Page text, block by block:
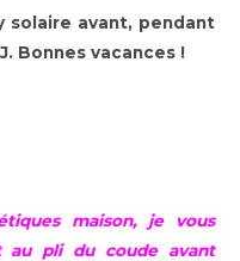
solaire avant, pendant
J. Bonnes vacances !
maison, je vous
au pli du coude avant